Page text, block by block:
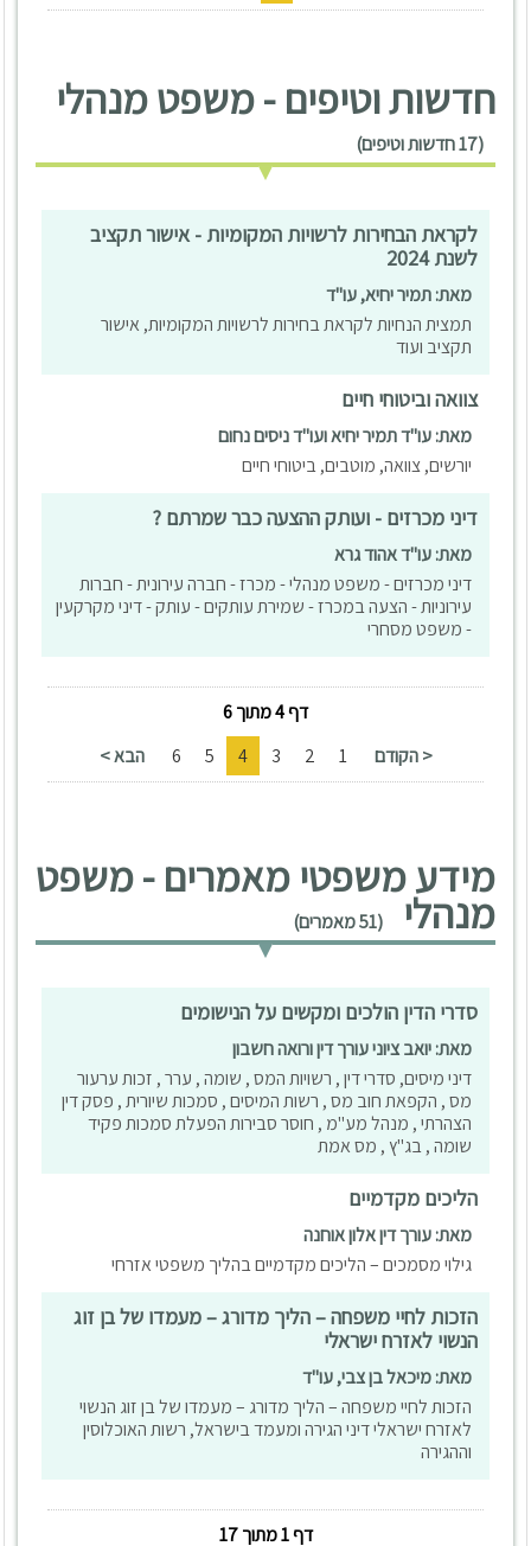
חדשות וטיפים - משפט מנהלי
(17 חדשות וטיפים)
לקראת הבחירות לרשויות המקומיות - אישור תקציב
לשנת 2024
מאת: תמיר יחיא, עו"ד
תמצית הנחיות לקראת בחירות לרשויות המקומיות, אישור
תקציב ועוד
צוואה וביטוחי חיים
מאת: עו"ד תמיר יחיא ועו"ד ניסים נחום
יורשים, צוואה, מוטבים, ביטוחי חיים
דיני מכרזים - ועותק ההצעה כבר שמרתם ?
מאת: עו"ד אהוד גרא
דיני מכרזים - משפט מנהלי - מכרז - חברה עירונית - חברות
עירוניות - הצעה במכרז - שמירת עותקים - עותק - דיני מקרקעין
- משפט מסחרי
דף 4 מתוך 6
< הקודם
1
2
3
4
5
6 הבא >
מידע משפטי מאמרים - משפט
מנהלי (51 מאמרים)
סדרי הדין הולכים ומקשים על הנישומים
מאת: יואב ציוני עורך דין ורואה חשבון
דיני מיסים, סדרי דין , רשויות המס , שומה , ערר , זכות ערעור
מס , הקפאת חוב מס , רשות המיסים , סמכות שיורית , פסק דין
הצהרתי , מנהל מע"מ , חוסר סבירות הפעלת סמכות פקיד
שומה , בג"ץ , מס אמת
הליכים מקדמיים
מאת: עורך דין אלון אוחנה
גילוי מסמכים – הליכים מקדמיים בהליך משפטי אזרחי
הזכות לחיי משפחה – הליך מדורג – מעמדו של בן זוג
הנשוי לאזרח ישראלי
מאת: מיכאל בן צבי, עו"ד
הזכות לחיי משפחה – הליך מדורג – מעמדו של בן זוג הנשוי
לאזרח ישראלי דיני הגירה ומעמד בישראל, רשות האוכלוסין
וההגירה
דף 1 מתוך 17